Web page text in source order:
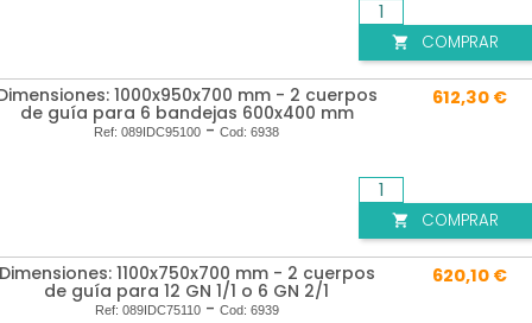
 COMPRAR
1000x950x700 mm - 2 cuerpos
de guía para 6 bandejas 600x400 mm
Ref: 089IDC95100 - Cod: 6938
612,30 €
 COMPRAR
1100x750x700 mm - 2 cuerpos
de guía para 12 GN 1/1 o 6 GN 2/1
Ref: 089IDC75110- Cod: 6939
620,10 €